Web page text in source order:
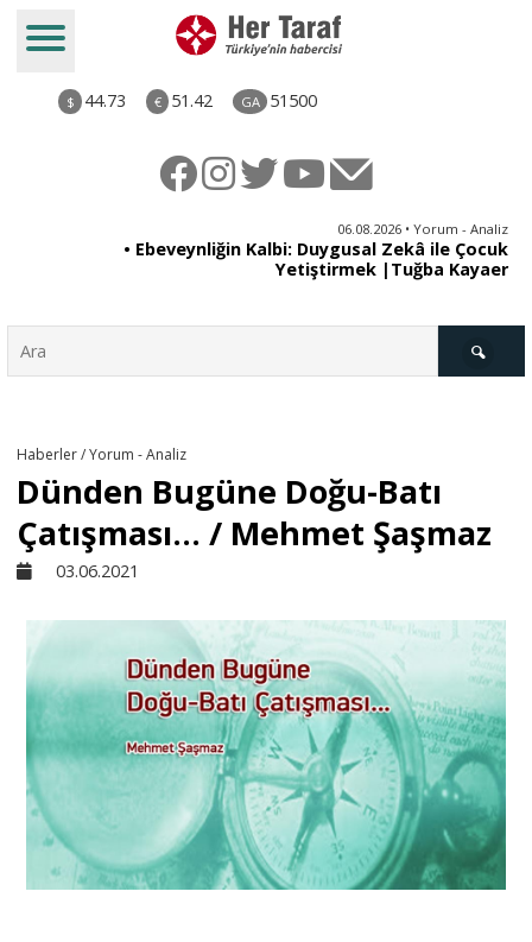
$ 44.73 € 51.42 GA 51500
06.08.2026 • Yorum - Analiz
• Ebeveynliğin Kalbi: Duygusal Zekâ ile Çocuk
Yetiştirmek |Tuğba Kayaer
Derkenar
Kültür - Sanat
Ekonomi
Dünya
Haberler / Yorum - Analiz
Dünden Bugüne Doğu-Batı
Çatışması... / Mehmet Şaşmaz
03.06.2021